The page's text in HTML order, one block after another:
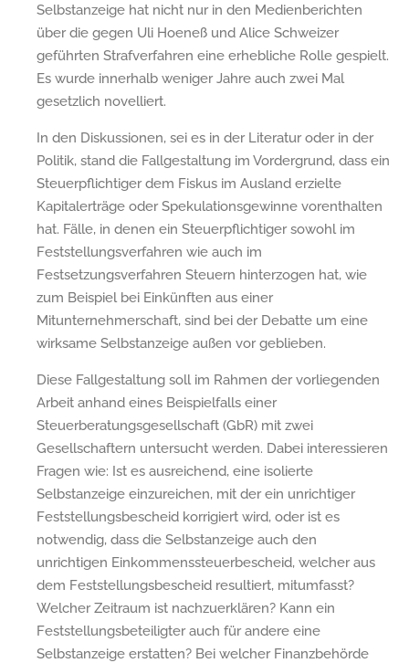
Selbstanzeige hat nicht nur in den Medienberichten
über die gegen Uli Hoeneß und Alice Schweizer
geführten Strafverfahren eine erhebliche Rolle gespielt.
Es wurde innerhalb weniger Jahre auch zwei Mal
gesetzlich novelliert.
In den Diskussionen, sei es in der Literatur oder in der
Politik, stand die Fallgestaltung im Vordergrund, dass ein
Steuerpflichtiger dem Fiskus im Ausland erzielte
Kapitalerträge oder Spekulationsgewinne vorenthalten
hat. Fälle, in denen ein Steuerpflichtiger sowohl im
Feststellungsverfahren wie auch im
Festsetzungsverfahren Steuern hinterzogen hat, wie
zum Beispiel bei Einkünften aus einer
Mitunternehmerschaft, sind bei der Debatte um eine
wirksame Selbstanzeige außen vor geblieben.
Diese Fallgestaltung soll im Rahmen der vorliegenden
Arbeit anhand eines Beispielfalls einer
Steuerberatungsgesellschaft (GbR) mit zwei
Gesellschaftern untersucht werden. Dabei interessieren
Fragen wie: Ist es ausreichend, eine isolierte
Selbstanzeige einzureichen, mit der ein unrichtiger
Feststellungsbescheid korrigiert wird, oder ist es
notwendig, dass die Selbstanzeige auch den
unrichtigen Einkommenssteuerbescheid, welcher aus
dem Feststellungsbescheid resultiert, mitumfasst?
Welcher Zeitraum ist nachzuerklären? Kann ein
Feststellungsbeteiligter auch für andere eine
Selbstanzeige erstatten? Bei welcher Finanzbehörde